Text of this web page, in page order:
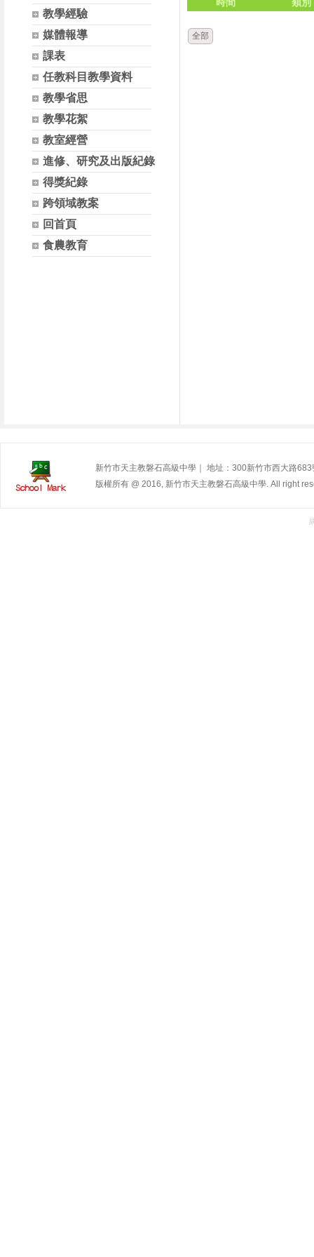
教學經驗
媒體報導
課表
任教科目教學資料
教學省思
教學花絮
教室經營
進修、研究及出版紀錄
得獎紀錄
跨領域教案
回首頁
食農教育
全部
新竹市天主教磐石高級中學｜ 地址：300新竹市西大路
版權所有 @ 2016, 新竹市天主教磐石高級中學. All right